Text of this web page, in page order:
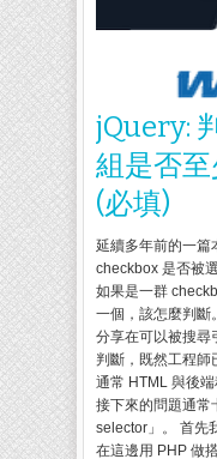
jQuery:
組是否
(必填)
延續多年前的一篇
checkbox 是否被
如果是一群
一個，該怎麼判斷
分享在可以被搜尋
判斷，既然工程師
通常 HTML 與後
接下來的問題通常
selector」。 首先
在這邊用 PHP 做